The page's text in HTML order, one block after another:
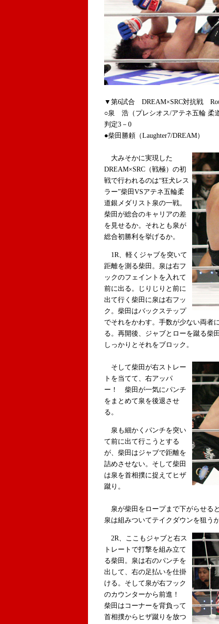
▼第6試合 DREAM×SRC対抗戦
○泉 浩（プレシオス/アテネ五輪 柔
判定3－0
●柴田勝頼（Laughter7/DREAM）
大みそかに実現した
DREAM×SRC（戦極）の初
戦で行われるのは“狂犬レス
ラー”柴田VSアテネ五輪柔
道銀メダリスト泉の一戦。
柴田が総合のキャリアの差
を見せるか。それとも泉が
総合初勝利を挙げるか。
1R、軽くジャブを突いて
距離を測る柴田。泉は右フ
ックのフェイントを入れて
前に出る。じりじりと前に
出て行く柴田に泉は右フッ
ク。柴田はバックステップ
でそれをかわす。手数が少ない両者
る。再開後、ジャブとローを蹴る柴
しっかりとそれをブロック。
そして柴田が右ストレー
トを当てて、右アッパ
ー！ 柴田が一気にパンチ
をまとめて泉を後退させ
る。
泉も細かくパンチを突い
て前に出て行こうとする
が、柴田はジャブで距離を
詰めさせない。そして柴田
は泉を首相撲に捉えてヒザ
蹴り。
泉が柴田をロープまで下がらせる
泉は組みついてテイクダウンを狙う
2R、ここもジャブと右ス
トレートで打撃を組み立て
る柴田。泉は右のパンチを
出して、右の足払いを仕掛
ける。そして泉が右フック
のカウンターから前進！
柴田はコーナーを背負って
首相撲からヒザ蹴りを放つ